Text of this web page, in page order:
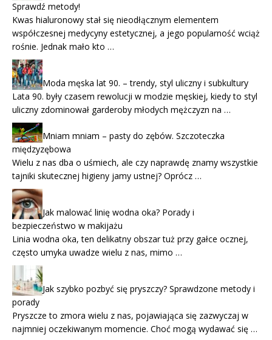
Sprawdź metody!
Kwas hialuronowy stał się nieodłącznym elementem
współczesnej medycyny estetycznej, a jego popularność wciąż
rośnie. Jednak mało kto …
Moda męska lat 90. – trendy, styl uliczny i subkultury
Lata 90. były czasem rewolucji w modzie męskiej, kiedy to styl
uliczny zdominował garderoby młodych mężczyzn na …
Mniam mniam – pasty do zębów. Szczoteczka
międzyzębowa
Wielu z nas dba o uśmiech, ale czy naprawdę znamy wszystkie
tajniki skutecznej higieny jamy ustnej? Oprócz …
Jak malować linię wodna oka? Porady i
bezpieczeństwo w makijażu
Linia wodna oka, ten delikatny obszar tuż przy gałce ocznej,
często umyka uwadze wielu z nas, mimo …
Jak szybko pozbyć się pryszczy? Sprawdzone metody i
porady
Pryszcze to zmora wielu z nas, pojawiająca się zazwyczaj w
najmniej oczekiwanym momencie. Choć mogą wydawać się …